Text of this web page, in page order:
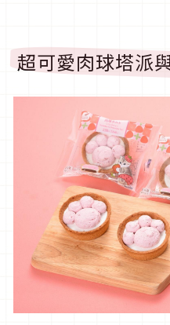
超可愛肉球塔派